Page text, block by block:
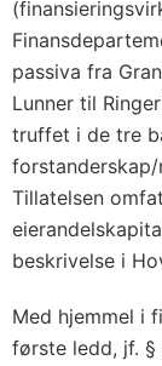
passiva fra
Lunner til
truffet i de tre
forstanderskap/
Tillatelsen
beskrivelse i
Med hjemmel i
første ledd, jf.